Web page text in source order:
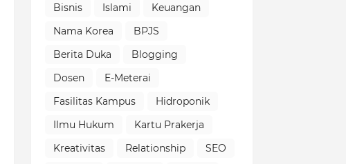
Bisnis
Islami
Keuangan
Nama Korea
BPJS
Berita Duka
Blogging
Dosen
E-Meterai
Fasilitas Kampus
Hidroponik
Ilmu Hukum
Kartu Prakerja
Kreativitas
Relationship
SEO